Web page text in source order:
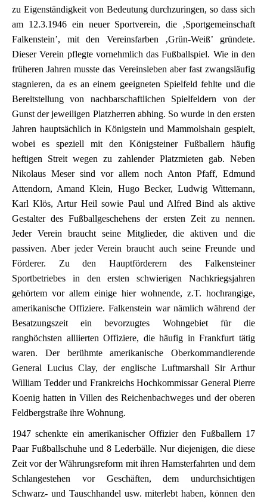
zu Eigenständigkeit von Bedeutung durchzuringen, so dass sich
am 12.3.1946 ein neuer Sportverein, die ‚Sportgemeinschaft
Falkenstein’, mit den Vereinsfarben ‚Grün-Weiß’ gründete.
Dieser Verein pflegte vornehmlich das Fußballspiel. Wie in den
früheren Jahren musste das Vereinsleben aber fast zwangsläufig
stagnieren, da es an einem geeigneten Spielfeld fehlte und die
Bereitstellung von nachbarschaftlichen Spielfeldern von der
Gunst der jeweiligen Platzherren abhing. So wurde in den ersten
Jahren hauptsächlich in Königstein und Mammolshain gespielt,
wobei es speziell mit den Königsteiner Fußballern häufig
heftigen Streit wegen zu zahlender Platzmieten gab. Neben
Nikolaus Meser sind vor allem noch Anton Pfaff, Edmund
Attendorn, Amand Klein, Hugo Becker, Ludwig Wittemann,
Karl Klös, Artur Heil sowie Paul und Alfred Bind als aktive
Gestalter des Fußballgeschehens der ersten Zeit zu nennen.
Jeder Verein braucht seine Mitglieder, die aktiven und die
passiven. Aber jeder Verein braucht auch seine Freunde und
Förderer. Zu den Hauptförderern des Falkensteiner
Sportbetriebes in den ersten schwierigen Nachkriegsjahren
gehörtem vor allem einige hier wohnende, z.T. hochrangige,
amerikanische Offiziere. Falkenstein war nämlich während der
Besatzungszeit ein bevorzugtes Wohngebiet für die
ranghöchsten alliierten Offiziere, die häufig in Frankfurt tätig
waren. Der berühmte amerikanische Oberkommandierende
General Lucius Clay, der englische Luftmarshall Sir Arthur
William Tedder und Frankreichs Hochkommissar General Pierre
Koenig hatten in Villen des Reichenbachweges und der oberen
Feldbergstraße ihre Wohnung.
1947 schenkte ein amerikanischer Offizier den Fußballern 17
Paar Fußballschuhe und 8 Lederbälle. Nur diejenigen, die diese
Zeit vor der Währungsreform mit ihren Hamsterfahrten und dem
Schlangestehen vor Geschäften, dem undurchsichtigen
Schwarz- und Tauschhandel usw. miterlebt haben, können den